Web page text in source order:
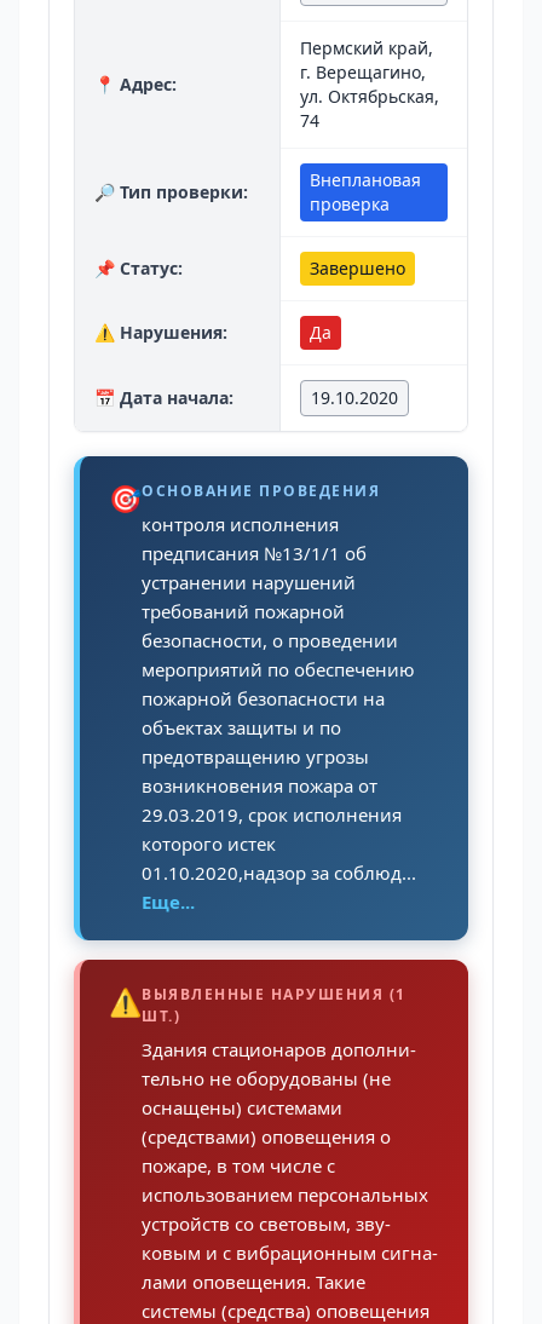
📍 Адрес:
Пермский край,
г. Верещагино,
ул. Октябрьская,
74
🔎 Тип проверки:
Внеплановая
проверка
📌 Статус: Завершено
⚠️ Нарушения: Да
📅 Дата начала: 19.10.2020
🎯ОСНОВАНИЕ ПРОВЕДЕНИЯ
контроля исполнения
предписания №13/1/1 об
устранении нарушений
требований пожарной
безопасности, о проведении
мероприятий по обеспечению
пожарной безопасности на
объектах защиты и по
предотвращению угрозы
возникновения пожара от
29.03.2019, срок исполнения
которого истек
01.10.2020,надзор за соблюд...
Еще...
⚠️ВЫЯВЛЕННЫЕ НАРУШЕНИЯ (1
ШТ.)
Здания стационаров дополни-
тельно не оборудованы (не
оснащены) системами
(средствами) оповещения о
пожаре, в том числе с
использованием персональных
устройств со световым, зву-
ковым и с вибрационным сигна-
лами оповещения. Такие
системы (средства) оповещения